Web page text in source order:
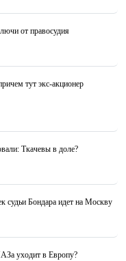
от правосудия
тут экс-акционер
Ткачевы в доле?
судьи Бондара идет на Москву
уходит в Европу?